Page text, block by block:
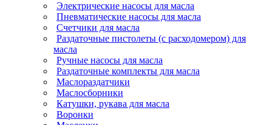
Электрические насосы для масла
Пневматические насосы для масла
Счетчики для масла
Раздаточные пистолеты (с расходомером) для
масла
Ручные насосы для масла
Раздаточные комплекты для масла
Маслораздатчики
Маслосборники
Катушки, рукава для масла
Воронки